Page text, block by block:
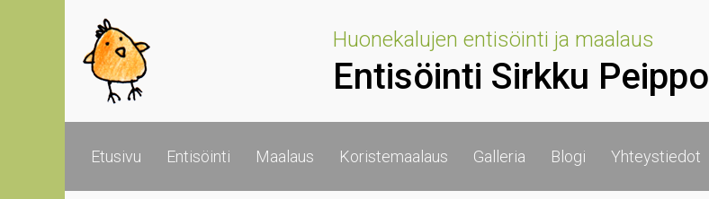
Skip to main content
Huonekalujen entisöinti ja maalaus
Entisöinti Sirkku Peippo
Etusivu Entisöinti Maalaus Koristemaalaus Galleria Blogi Yhteystiedot